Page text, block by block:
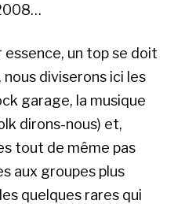
essence, un top se doit
diviserons ici les
garage, la musique
dirons-nous) et,
tout de même pas
aux groupes plus
quelques rares qui